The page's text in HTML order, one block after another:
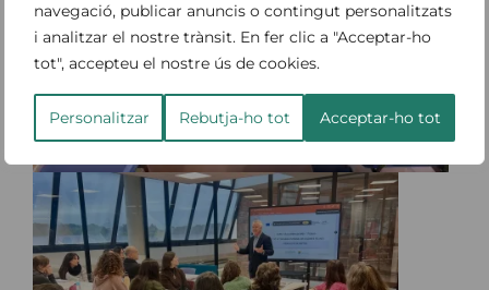
navegació, publicar anuncis o contingut personalitzats
i analitzar el nostre trànsit. En fer clic a "Acceptar-ho
tot", accepteu el nostre ús de cookies.
Personalitzar Rebutja-ho tot Acceptar-ho tot